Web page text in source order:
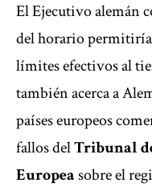
El Ejecutivo alemán
del horario
límites efectivos al
también acerca a
países europeos
fallos delTribunal
Europeasobre el